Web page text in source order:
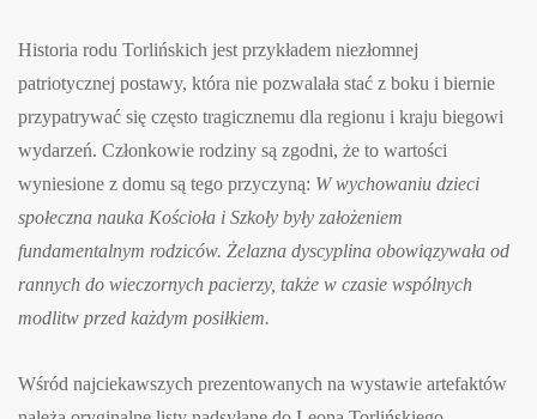
Historia rodu Torlińskich jest przykładem niezłomnej
patriotycznej postawy, która nie pozwalała stać z boku i biernie
przypatrywać się często tragicznemu dla regionu i kraju biegowi
wydarzeń. Członkowie rodziny są zgodni, że to wartości
wyniesione z domu są tego przyczyną: W wychowaniu dzieci
społeczna nauka Kościoła i Szkoły były założeniem
fundamentalnym rodziców. Żelazna dyscyplina obowiązywała od
rannych do wieczornych pacierzy, także w czasie wspólnych
modlitw przed każdym posiłkiem.
Wśród najciekawszych prezentowanych na wystawie artefaktów